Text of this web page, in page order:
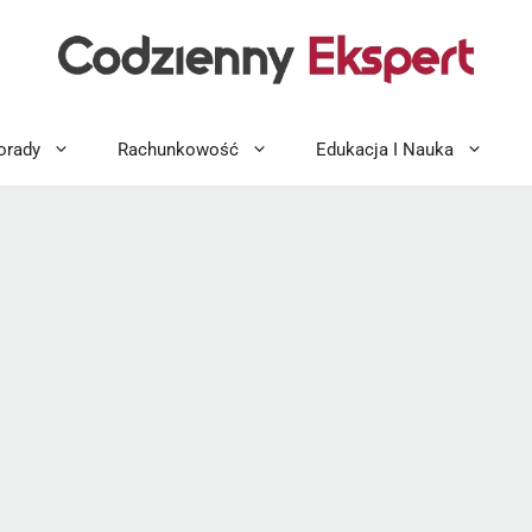
Rachunkowość Edukacja I Nauka